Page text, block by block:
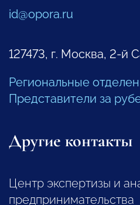
id@opora.ru
127473, г. Москва, 2-й
Региональные
Представители за
Другие контакты
Центр экспертизы и
предпринимательства